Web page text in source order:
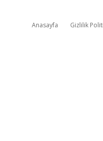
Anasayfa Gizlilik